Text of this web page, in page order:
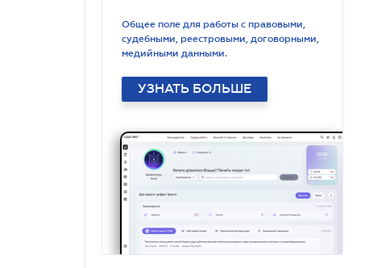
Общее поле для работы с правовыми,
судебными, реестровыми, договорными,
медийными данными.
УЗНАТЬ БОЛЬШЕ